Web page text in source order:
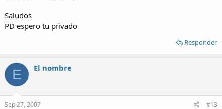
Saludos
PD espero tu privado
Responder
E El nombre
Sep 27, 2007 #13